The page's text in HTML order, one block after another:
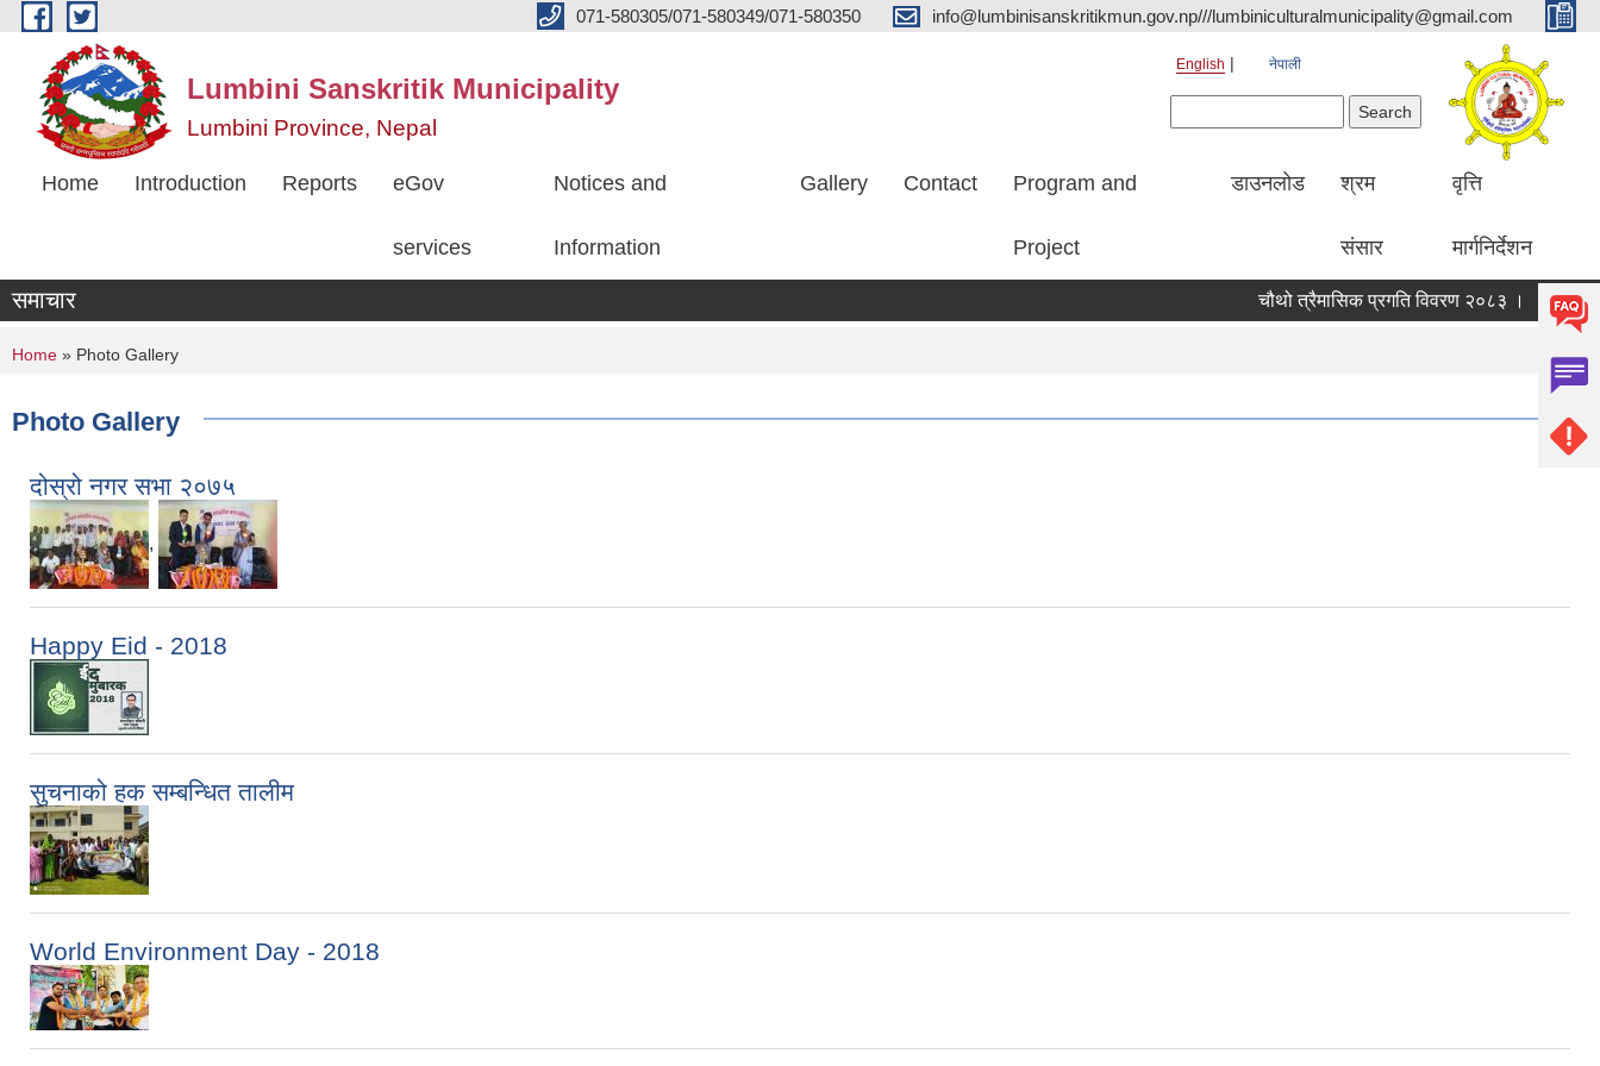
Skip to main content 071-580305/071-580349/071-580350 info@lumbinisanskritikmun.gov.np///lumbiniculturalmunicipality@gmail.com
Lumbini Sanskritik Municipality
Lumbini Province, Nepal
English नेपाली
Home Introduction Reports eGov
services
Notices and
Information
Gallery Contact Program and
Project
डाउनलोड श्रम
संसार
वृत्ति
मार्गनिर्देशन
समाचार चौथो त्रैमासिक प्रगति विवरण २०८३ । Qualified
You are here
Home » Photo Gallery
Photo Gallery
दोस्रो नगर सभा २०७५
,
Happy Eid - 2018
सुचनाको हक सम्बन्धित तालीम
World Environment Day - 2018